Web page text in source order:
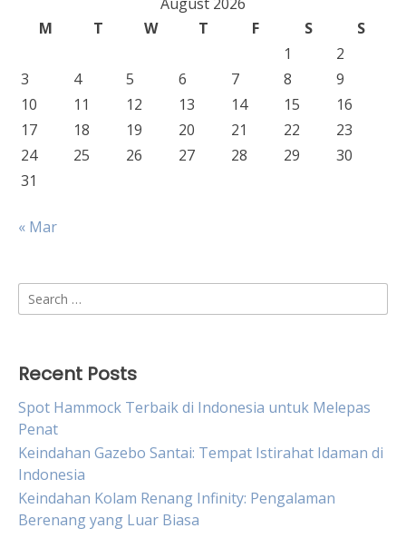
M
T W T F S
S
1
2
3
4 5 6 7 8
9
10
11 12 13 14 15
16
17
18 19 20 21 22
23
24
25 26 27 28 29
30
31
« Mar
Search
for:
Recent Posts
Spot Hammock Terbaik di Indonesia untuk Melepas
Penat
Keindahan Gazebo Santai: Tempat Istirahat Idaman di
Indonesia
Keindahan Kolam Renang Infinity: Pengalaman
Berenang yang Luar Biasa